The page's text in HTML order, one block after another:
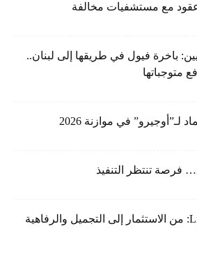
مع مستشفيات مخالفة
باخرة فيول في طريقها إلى لبنان..
متوجباتها
لـ”أوجيرو” في موازنة 2026
تنتظر التنفيذ